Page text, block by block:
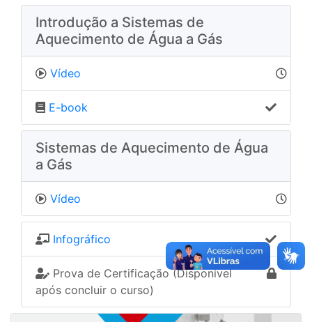
Introdução a Sistemas de
Aquecimento de Água a Gás
Vídeo
E-book
Sistemas de Aquecimento de Água
a Gás
Vídeo
Infográfico
Prova de Certificação (Disponível
após concluir o curso)